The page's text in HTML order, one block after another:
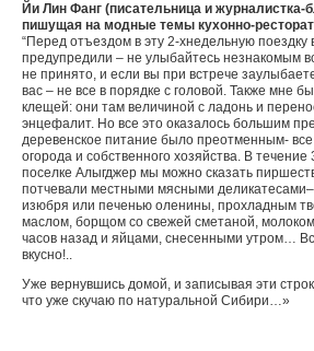
Йи Лин Фанг (писательница и журналистка-
пишущая на модные темы кухонно-
“Перед отъездом в эту 2-хнедельную поездку
предупредили – не улыбайтесь незнакомым
не принято, и если вы при встрече
вас – не все в порядке с головой. Также мне
клещей: они там величиной с ладонь и
энцефалит. Но все это оказалось большим
деревенское питание было преотменным- все
огорода и собственного хозяйства. В
поселке Алыгджер мы можно сказать
потчевали местными мясными
изюбря или печенью оленины, прохладным
маслом, борщом со свежей сметаной,
часов назад и яйцами, снесенными утром…
вкусно!..
Уже вернувшись домой, и записывая эти
что уже скучаю по натуральной Сибири…»